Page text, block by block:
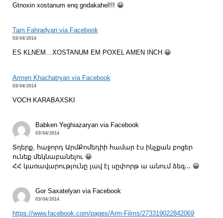
Gtnoxin xostanum enq gndakahel!!! 😀
Tam Fahradyan via Facebook
03/04/2014
ES KLNEM…XOSTANUM EM POXEL AMEN INCH 😀
Armen Khachatryan via Facebook
03/04/2014
VOCH KARABAXSKI
Babken Yeghiazaryan via Facebook
03/04/2014
Տղերք, հաջորդ ԱրմՔոմեդիի համար էս ինչքան բոցեր
ունեք մեկնաբանելու 😀
ՀՀ կառավարությունը լավ էլ սըփորթ ա անում ձեզ․․․ 😀
Gor Saxatelyan via Facebook
03/04/2014
https://www.facebook.com/pages/Arm-Films/273319022842069